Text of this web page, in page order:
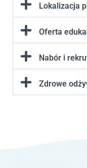
Lokalizacja
Oferta
Nabór i
Zdrowe